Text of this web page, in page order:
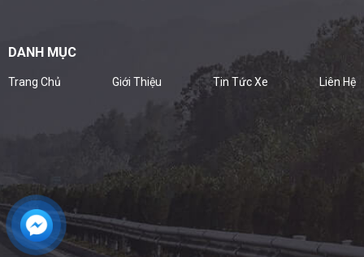
DANH MỤC
Trang Chủ Giới Thiệu Tin Tức Xe Liên Hệ